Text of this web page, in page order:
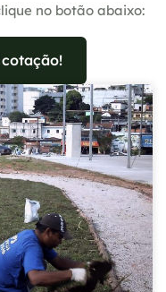
no botão abaixo: